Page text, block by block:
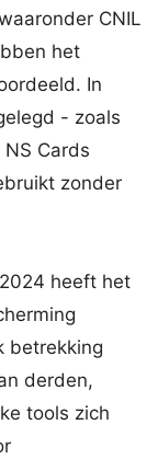
CNIL
het
In
- zoals
Cards
zonder
heeft het
betrekking
derden,
tools zich